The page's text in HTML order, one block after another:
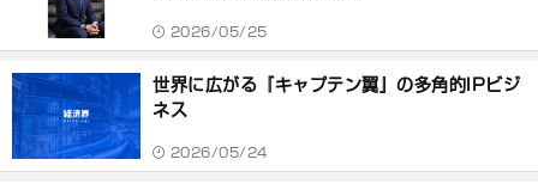
2026/05/25
世界に広がる『キャプテン翼』の多角的IPビジ
ネス
2026/05/24